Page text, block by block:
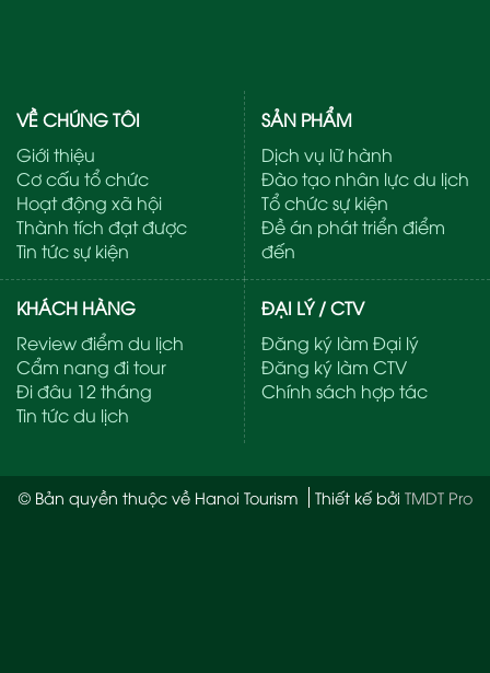
VỀ CHÚNG TÔI
Giới thiệu
Cơ cấu tổ chức
Hoạt động xã hội
Thành tích đạt được
Tin tức sự kiện
SẢN PHẨM
Dịch vụ lữ hành
Đào tạo nhân lực du lịch
Tổ chức sự kiện
Đề án phát triển điểm
đến
KHÁCH HÀNG
Review điểm du lịch
Cẩm nang đi tour
Đi đâu 12 tháng
Tin tức du lịch
ĐẠI LÝ / CTV
Đăng ký làm Đại lý
Đăng ký làm CTV
Chính sách hợp tác
© Bản quyền thuộc về Hanoi Tourism Thiết kế bởi TMDT Pro